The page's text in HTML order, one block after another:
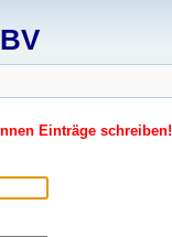
Einträge schreiben!